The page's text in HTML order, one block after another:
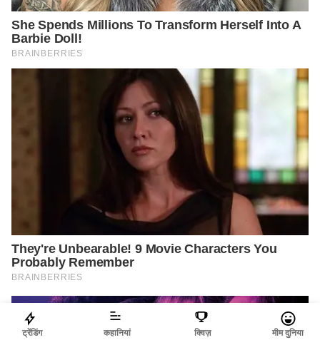
ट्रेंडिंग कहानियां क्विज़ मीम दुनिया